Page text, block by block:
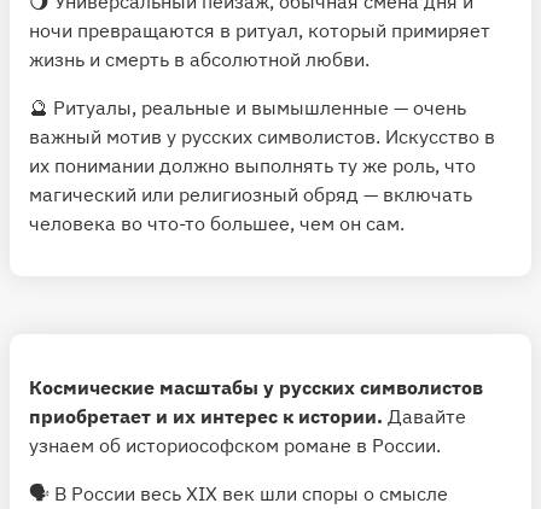
ночи превращаются в ритуал, который примиряет
жизнь и смерть в абсолютной любви.
🔮 Ритуалы, реальные и вымышленные — очень
важный мотив у русских символистов. Искусство в
их понимании должно выполнять ту же роль, что
магический или религиозный обряд — включать
человека во что-то большее, чем он сам.
Космические масштабы у русских символистов
приобретает и их интерес к истории. Давайте
узнаем об историософском романе в России.
🗣 В России весь XIX век шли споры о смысле